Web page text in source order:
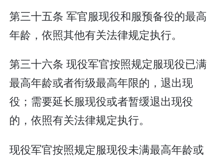
第三十五条 军官服现役和服预备役的最高
年龄，依照其他有关法律规定执行。
第三十六条 现役军官按照规定服现役已满
最高年龄或者衔级最高年限的，退出现
役；需要延长服现役或者暂缓退出现役
的，依照有关法律规定执行。
现役军官按照规定服现役未满最高年龄或